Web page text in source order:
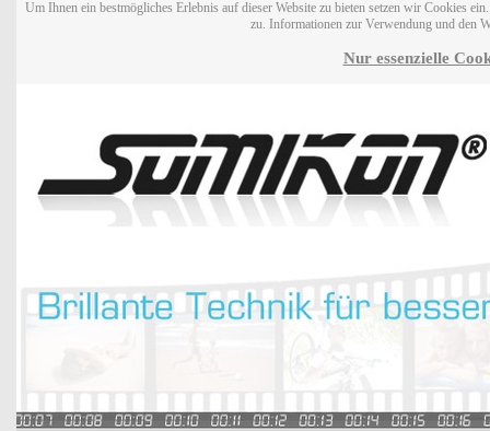
Um Ihnen ein bestmögliches Erlebnis auf dieser Website zu bieten setzen wir Cookies
zu. Informationen zur Verwendung und den
Nur essenzielle